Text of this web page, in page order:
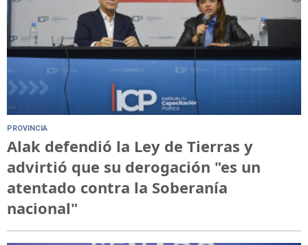
PROVINCIA
Alak defendió la Ley de Tierras y
advirtió que su derogación "es un
atentado contra la Soberanía
nacional"